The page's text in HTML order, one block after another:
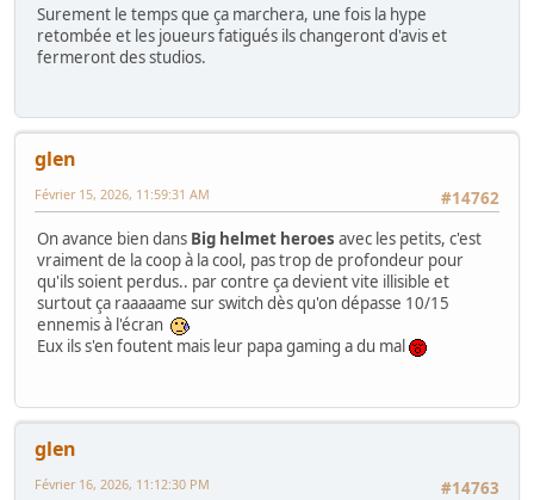
Surement le temps que ça marchera, une fois la hype
retombée et les joueurs fatigués ils changeront d'avis et
fermeront des studios.
glen
#14762
Février 15, 2026, 11:59:31 AM
On avance bien dans Big helmet heroes avec les petits, c'est
vraiment de la coop à la cool, pas trop de profondeur pour
qu'ils soient perdus.. par contre ça devient vite illisible et
surtout ça raaaaame sur switch dès qu'on dépasse 10/15
ennemis à l'écran
Eux ils s'en foutent mais leur papa gaming a du mal
glen
#14763
Février 16, 2026, 11:12:30 PM